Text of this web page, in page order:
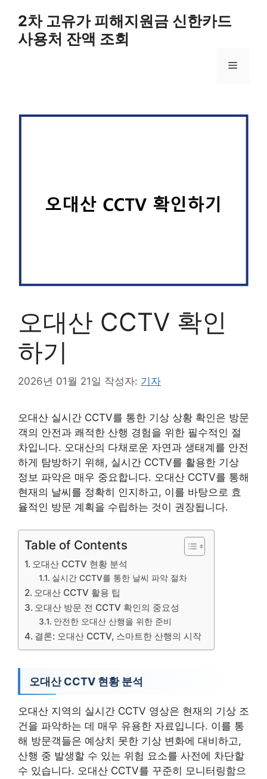
2차 고유가 피해지원금 신한카드
사용처 잔액 조회
메
오대산 CCTV 확인
하기
2026년 01월 21일 작성자: 기자
오대산 실시간 CCTV를 통한 기상 상황 확인은 방문
객의 안전과 쾌적한 산행 경험을 위한 필수적인 절
차입니다. 오대산의 다채로운 자연과 생태계를 안전
하게 탐방하기 위해, 실시간 CCTV를 활용한 기상
정보 파악은 매우 중요합니다. 오대산 CCTV를 통해
현재의 날씨를 정확히 인지하고, 이를 바탕으로 효
율적인 방문 계획을 수립하는 것이 권장됩니다.
Table of Contents
오대산 CCTV 현황 분석
실시간 CCTV를 통한 날씨 파악 절차
오대산 CCTV 활용 팁
오대산 방문 전 CCTV 확인의 중요성
안전한 오대산 산행을 위한 준비
결론: 오대산 CCTV, 스마트한 산행의 시작
오대산 CCTV 현황 분석
오대산 지역의 실시간 CCTV 영상은 현재의 기상 조
건을 파악하는 데 매우 유용한 자료입니다. 이를 통
해 방문객들은 예상치 못한 기상 변화에 대비하고,
산행 중 발생할 수 있는 위험 요소를 사전에 차단할
수 있습니다. 오대산 CCTV를 꾸준히 모니터링함으